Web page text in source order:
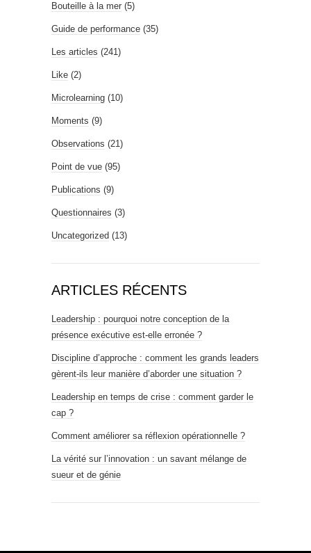
Bouteille à la mer (5)
Guide de performance (35)
Les articles (241)
Like (2)
Microlearning (10)
Moments (9)
Observations (21)
Point de vue (95)
Publications (9)
Questionnaires (3)
Uncategorized (13)
ARTICLES RÉCENTS
Leadership : pourquoi notre conception de la
présence exécutive est-elle erronée ?
Discipline d’approche : comment les grands leaders
gèrent-ils leur manière d’aborder une situation ?
Leadership en temps de crise : comment garder le
cap ?
Comment améliorer sa réflexion opérationnelle ?
La vérité sur l’innovation : un savant mélange de
sueur et de génie